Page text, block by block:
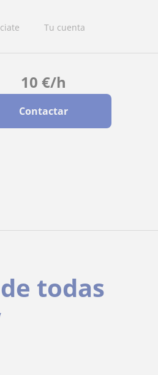
Tu cuenta
10 €/h
Contactar
todas